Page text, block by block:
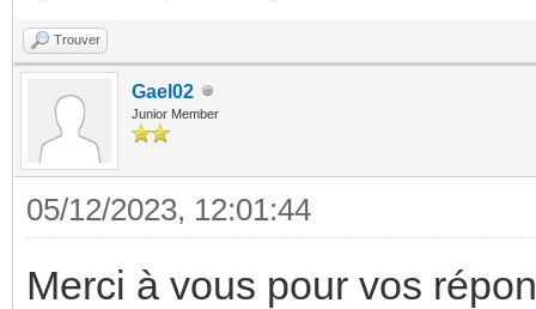
Trouver
Gael02
Junior Member
05/12/2023, 12:01:44
Merci à vous pour vos